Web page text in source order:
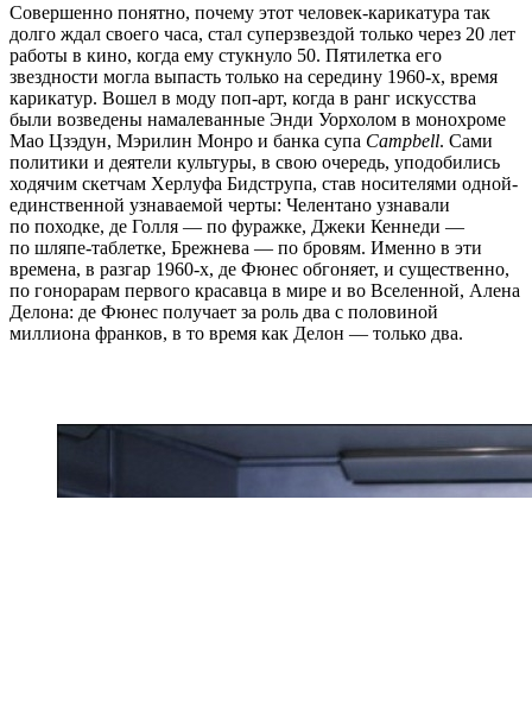
Совершенно понятно, почему этот человек-карикатура так
долго ждал своего часа, стал суперзвездой только через 20 лет
работы в кино, когда ему стукнуло 50. Пятилетка его
звездности могла выпасть только на середину 1960-х, время
карикатур. Вошел в моду поп-арт, когда в ранг искусства
были возведены намалеванные Энди Уорхолом в монохроме
Мао Цзэдун, Мэрилин Монро и банка супа Campbell. Сами
политики и деятели культуры, в свою очередь, уподобились
ходячим скетчам Херлуфа Бидструпа, став носителями одной-
единственной узнаваемой черты: Челентано узнавали
по походке, де Голля — по фуражке, Джеки Кеннеди —
по шляпе-таблетке, Брежнева — по бровям. Именно в эти
времена, в разгар 1960-х, де Фюнес обгоняет, и существенно,
по гонорарам первого красавца в мире и во Вселенной, Алена
Делона: де Фюнес получает за роль два с половиной
миллиона франков, в то время как Делон — только два.